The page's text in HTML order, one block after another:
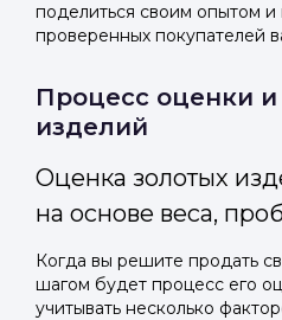
или подайте
Войти в ЛК и
или подайте
Войти в ЛК и
поделиться своим опытом
проверенных покупателей
Процесс оценки
изделий
Оценка золотых
на основе веса,
Когда вы решите продать
шагом будет процесс его
учитывать несколько